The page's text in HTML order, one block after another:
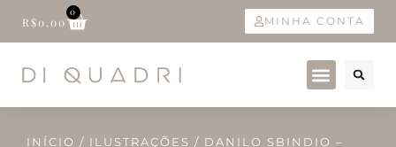
R$0,00
0
MINHA CONTA
INÍCIO / ILUSTRAÇÕES / DANILO SBINDIO –